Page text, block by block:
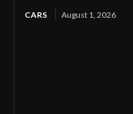
CARS August 1, 2026